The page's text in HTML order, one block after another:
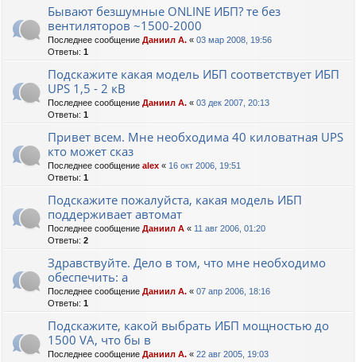
Бывают безшумные ONLINE ИБП? те без
вентиляторов ~1500-2000
Последнее сообщение Даниил А. « 03 мар 2008, 19:56
Ответы: 1
Подскажите какая модель ИБП соответствует ИБП
UPS 1,5 - 2 кВ
Последнее сообщение Даниил А. « 03 дек 2007, 20:13
Ответы: 1
Привет всем. Мне необходима 40 киловатная UPS
кто может сказ
Последнее сообщение alex « 16 окт 2006, 19:51
Ответы: 1
Подскажите пожалуйста, какая модель ИБП
поддерживает автомат
Последнее сообщение Даниил А « 11 авг 2006, 01:20
Ответы: 2
Здравствуйте. Дело в том, что мне необходимо
обеспечить: а
Последнее сообщение Даниил А. « 07 апр 2006, 18:16
Ответы: 1
Подскажите, какой выбрать ИБП мощностью до
1500 VA, что бы в
Последнее сообщение Даниил А. « 22 авг 2005, 19:03